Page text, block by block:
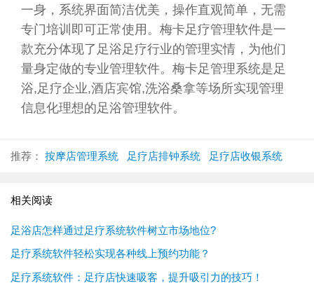
一身，系统界面简洁优美，操作直观简单，无需
专门培训即可正常使用。梅卡足疗管理软件是一
款充分体现了足浴足疗行业的管理实情，为他们
量身定做的专业管理软件。梅卡足管理系统是足
浴,足疗企业,酒店宾馆,洗浴桑拿等场所实现管理
信息化理想的足浴管理软件。
推荐： 按摩店管理系统 足疗店排钟系统 足疗店收银系统
相关阅读
足浴店怎样通过足疗系统软件树立市场地位?
足疗系统软件轻松实现各种线上预约功能？
足疗系统软件：足疗店快速吸客，提升吸引力的技巧！